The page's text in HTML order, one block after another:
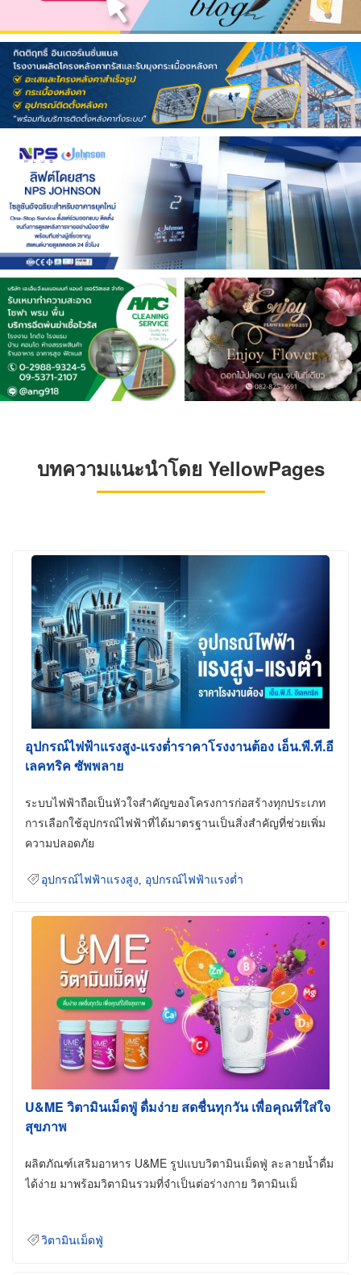
บทความแนะนำโดย YellowPages
อุปกรณ์ไฟฟ้าแรงสูง-แรงต่ำราคาโรงงานต้อง เอ็น.พี.ที.อี
เลคทริค ซัพพลาย
ระบบไฟฟ้าถือเป็นหัวใจสำคัญของโครงการก่อสร้างทุกประเภท
การเลือกใช้อุปกรณ์ไฟฟ้าที่ได้มาตรฐานเป็นสิ่งสำคัญที่ช่วยเพิ่ม
ความปลอดภัย
อุปกรณ์ไฟฟ้าแรงสูง อุปกรณ์ไฟฟ้าแรงต่ำ
U&ME วิตามินเม็ดฟู่ ดื่มง่าย สดชื่นทุกวัน เพื่อคุณที่ใส่ใจ
สุขภาพ
ผลิตภัณฑ์เสริมอาหาร U&ME รูปแบบวิตามินเม็ดฟู่ ละลายน้ำดื่ม
ได้ง่าย มาพร้อมวิตามินรวมที่จำเป็นต่อร่างกาย วิตามินเม็
วิตามินเม็ดฟู่